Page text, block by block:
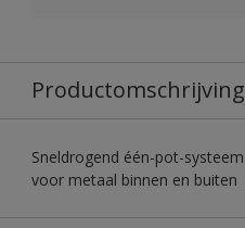
Productomschrijving
Sneldrogend één-pot-systeem
voor metaal binnen en buiten